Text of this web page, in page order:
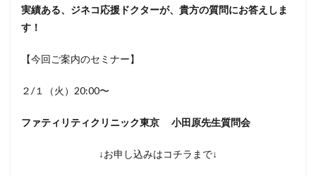
実績ある、ジネコ応援ドクターが、貴方の質問にお答えしま
す！
【今回ご案内のセミナー】
２/１（火）20:00〜
ファティリティクリニック東京 小田原先生質問会
↓お申し込みはコチラまで↓